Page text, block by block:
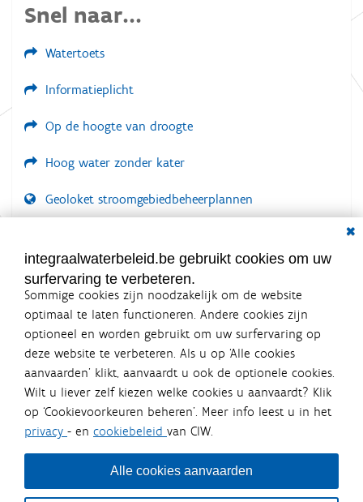
Snel naar...
Watertoets
Informatieplicht
Op de hoogte van droogte
Hoog water zonder kater
Geoloket stroomgebiedbeheerplannen
LOGIN VEREIST
integraalwaterbeleid.be gebruikt cookies om uw
surfervaring te verbeteren.
Sommige cookies zijn noodzakelijk om de website
optimaal te laten functioneren. Andere cookies zijn
optioneel en worden gebruikt om uw surfervaring op
deze website te verbeteren. Als u op ‘Alle cookies
aanvaarden’ klikt, aanvaardt u ook de optionele cookies.
Wilt u liever zelf kiezen welke cookies u aanvaardt? Klik
op ‘Cookievoorkeuren beheren’. Meer info leest u in het
privacy - en cookiebeleid van CIW.
Alle cookies aanvaarden
Integraalwaterbeleid.be is een
officiële website van de Vlaamse
overheid
uitgegeven door Coördinatiecommissie Integraal
Waterbeleid
De Coördinatiecommissie Integraal Waterbeleid (CIW) is een
bestuursniveaus die bij het waterbeleid betrokken zijn. Ook
waterbedrijven nemen deel aan het overleg. Deze
samenwerking zorgt voor een gecoördineerde en